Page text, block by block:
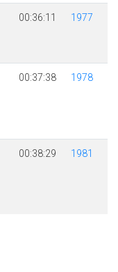
00:36:11 1977
00:37:38 1978
00:38:29 1981